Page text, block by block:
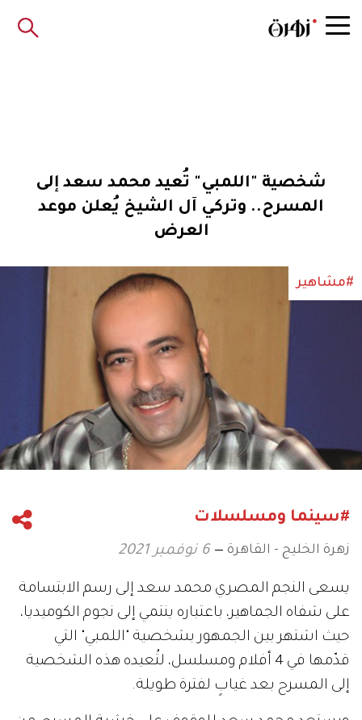
شخصية "اللمبي" تُعيد محمد سعد إلى
المسرح.. وتركي آل الشيخ يُعلن موعد
العرض
#مشاهير
#سينما ومسلسلات
زهرة الخليج - القاهرة 6 نوفمبر 2021
يسعى النجم المصري محمد سعد إلى رسم الابتسامة
على شفاه الجماهير، باعتباره ينتمي إلى نجوم الكوميديا،
حيث اشتهر بين الجمهور بشخصية "اللمبي" التي
قدّمها في 4 أفلام ومسلسل، لتُعيده هذه الشخصية
إلى المسرح بعد غيابٍ لفترة طويلة.